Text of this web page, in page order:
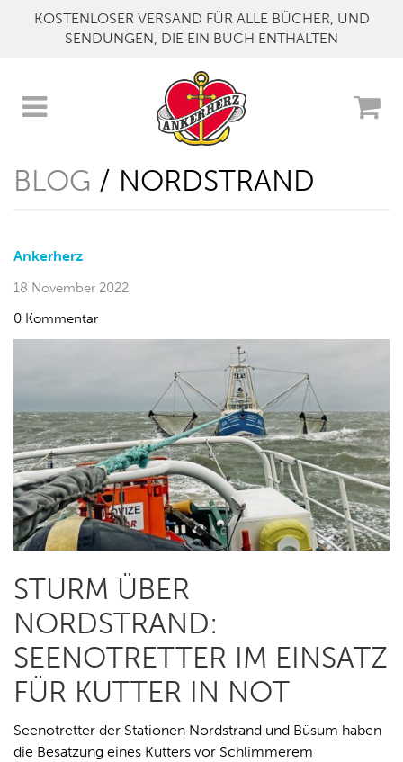
KOSTENLOSER VERSAND FÜR ALLE BÜCHER, UND
SENDUNGEN, DIE EIN BUCH ENTHALTEN
BLOG / NORDSTRAND
Ankerherz
18 November 2022
0 Kommentar
STURM ÜBER
NORDSTRAND:
SEENOTRETTER IM EINSATZ
FÜR KUTTER IN NOT
Seenotretter der Stationen Nordstrand und Büsum haben
die Besatzung eines Kutters vor Schlimmerem